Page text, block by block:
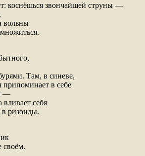
коснёшься звончайшей струны —
вольны
Там, в синеве,
припоминает в себе
—
вливает себя
ризоиды.
своём.